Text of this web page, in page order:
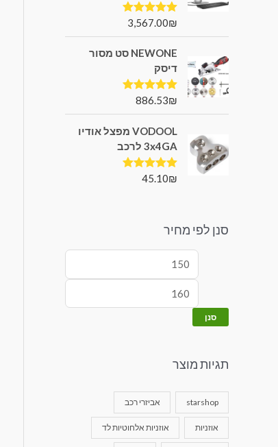
דורג5.00
3,567.00₪
NEWONE סט מסור
דיסק
דורג5.00
886.53₪
VODOOL מפצל אודיו
3x4GA לרכב
דורג5.00
45.10₪
סנן לפי מחיר
סנן
תגיות מוצר
starshop אביזרי רכב
אוזניות אוזניות אלחוטיות לד